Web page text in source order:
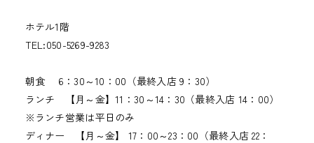
ホテル1階
TEL:050-5269-9283
朝食 6：30～10：00（最終入店 9：30）
ランチ 【月～金】11：30～14：30（最終入店 14：00）
※ランチ営業は平日のみ
ディナー 【月～金】 17：00～23：00（最終入店 22：